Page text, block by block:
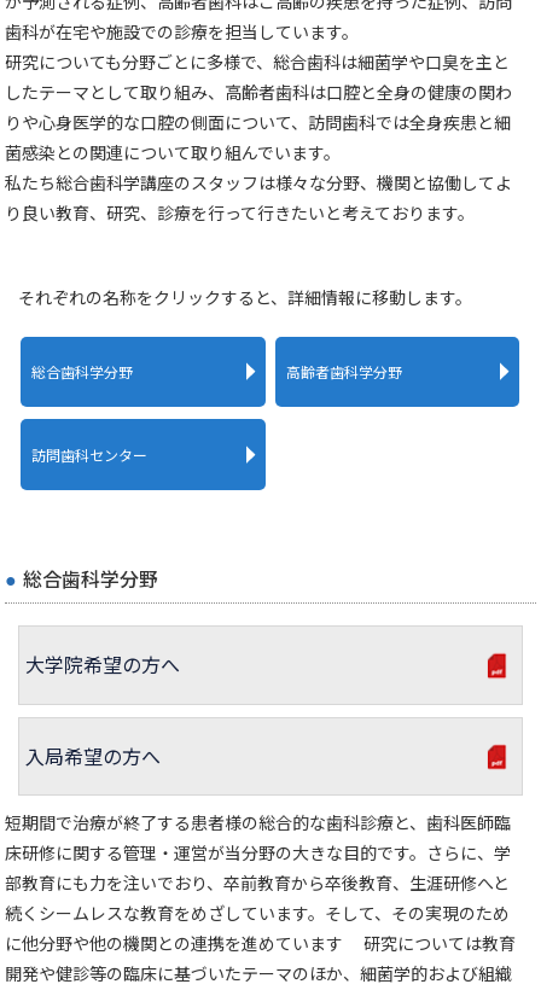
歯科が在宅や施設での診療を担当しています。
研究についても分野ごとに多様で、総合歯科は細菌学や口臭を主と
したテーマとして取り組み、高齢者歯科は口腔と全身の健康の関わ
りや心身医学的な口腔の側面について、訪問歯科では全身疾患と細
菌感染との関連について取り組んでいます。
私たち総合歯科学講座のスタッフは様々な分野、機関と協働してよ
り良い教育、研究、診療を行って行きたいと考えております。
それぞれの名称をクリックすると、詳細情報に移動します。
総合歯科学分野 高齢者歯科学分野
訪問歯科センター
総合歯科学分野
大学院希望の方へ
入局希望の方へ
短期間で治療が終了する患者様の総合的な歯科診療と、歯科医師臨
床研修に関する管理・運営が当分野の大きな目的です。さらに、学
部教育にも力を注いでおり、卒前教育から卒後教育、生涯研修へと
続くシームレスな教育をめざしています。そして、その実現のため
に他分野や他の機関との連携を進めています 研究については教育
開発や健診等の臨床に基づいたテーマのほか、細菌学的および組織